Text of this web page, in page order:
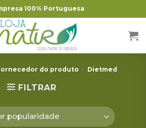
100% Portuguesa
do produto / Dietmed
FILTRAR